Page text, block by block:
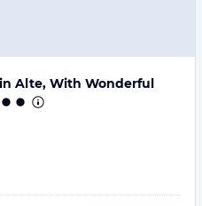
Alte, With Wonderful